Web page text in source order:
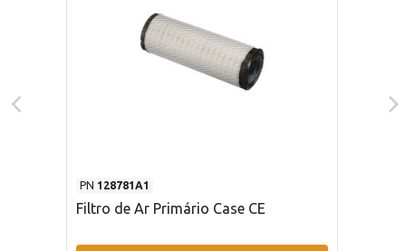
PN 128781A1
Filtro de Ar Primário Case CE